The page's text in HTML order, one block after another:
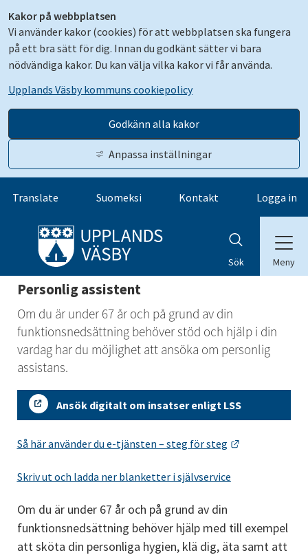
Kakor på webbplatsen
Vi använder kakor (cookies) för att webbplatsen ska fungera
på ett bra sätt för dig. Innan du godkänt sätter vi bara
nödvändiga kakor. Du kan välja vilka kakor vi får använda.
Upplands Väsby kommuns cookiepolicy
Godkänn alla kakor
Anpassa inställningar
Gå till innehåll
Translate Suomeksi Kontakt Logga in
Sök Meny
Personlig assistent
Om du är under 67 år och på grund av din
funktionsnedsättning behöver stöd och hjälp i din
vardag har du möjlighet att ansöka om personlig
assistans.
Ansök digitalt om insatser enligt LSS
Så här använder du e-tjänsten – steg för steg Länk till
Skriv ut och ladda ner blanketter i självservice
Om du är under 67 år och på grund av din
funktionsnedsättning behöver hjälp med till exempel
att sköta din personliga hygien, klä dig, äta samt att